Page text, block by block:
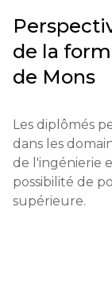
passeport.
Exigences
certificat.
Conditions
financière
soumis à des
de la
de Mons
Les diplômés
dans les
de l'ingénierie
possibilité de
supérieure.